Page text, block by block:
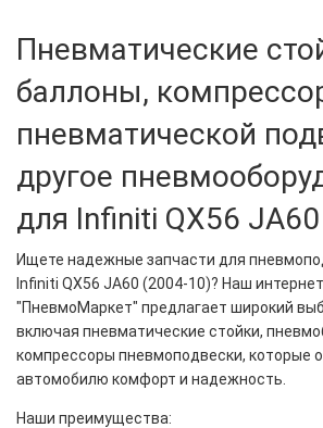
Пневматические
баллоны,
пневматической
другое
для Infiniti QX56
Ищете надежные запчасти для
Infiniti QX56 JA60 (2004-10)? Наш
"ПневмоМаркет" предлагает широкий
включая пневматические стойки,
компрессоры пневмоподвески, которые
автомобилю комфорт и надежность.
Наши преимущества: